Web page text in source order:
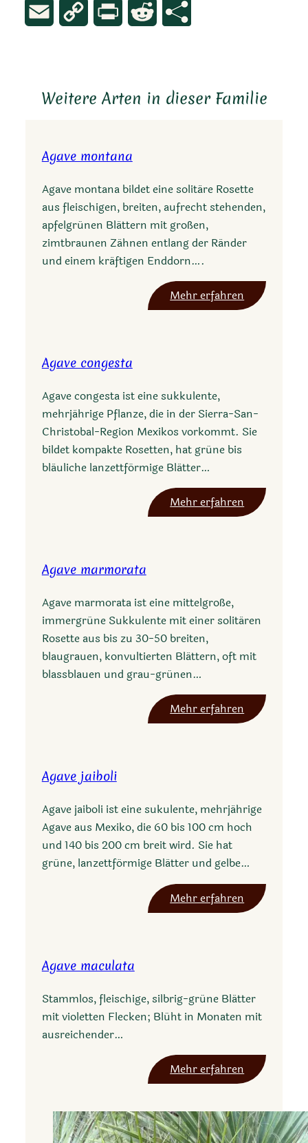
Email
Copy
Print Reddit
Weitere Arten in dieser Familie
Agave montana
Agave montana bildet eine solitäre Rosette
aus fleischigen, breiten, aufrecht stehenden,
apfelgrünen Blättern mit großen,
zimtbraunen Zähnen entlang der Ränder
und einem kräftigen Enddorn….
Mehr erfahren
A
o
n
n
a
Agave congesta
Agave congesta ist eine sukkulente,
mehrjährige Pflanze, die in der Sierra-San-
Christobal-Region Mexikos vorkommt. Sie
bildet kompakte Rosetten, hat grüne bis
bläuliche lanzettförmige Blätter…
Mehr erfahren
A
o
g
s
t
Agave marmorata
Agave marmorata ist eine mittelgroße,
immergrüne Sukkulente mit einer solitären
Rosette aus bis zu 30-50 breiten,
blaugrauen, konvultierten Blättern, oft mit
blassblauen und grau-grünen…
Mehr erfahren
A
m
a
m
o
r
Agave jaiboli
Agave jaiboli ist eine sukulente, mehrjährige
Agave aus Mexiko, die 60 bis 100 cm hoch
und 140 bis 200 cm breit wird. Sie hat
grüne, lanzettförmige Blätter und gelbe…
Mehr erfahren
A
j
a
b
o
i
Agave maculata
Stammlos, fleischige, silbrig-grüne Blätter
mit violetten Flecken; Blüht in Monaten mit
ausreichender…
Mehr erfahren
A
a